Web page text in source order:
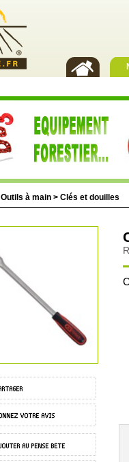
Outils à main > Clés et douilles